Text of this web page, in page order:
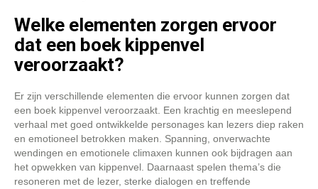
Welke elementen zorgen ervoor
dat een boek kippenvel
veroorzaakt?
Er zijn verschillende elementen die ervoor kunnen zorgen dat
een boek kippenvel veroorzaakt. Een krachtig en meeslepend
verhaal met goed ontwikkelde personages kan lezers diep raken
en emotioneel betrokken maken. Spanning, onverwachte
wendingen en emotionele climaxen kunnen ook bijdragen aan
het opwekken van kippenvel. Daarnaast spelen thema’s die
resoneren met de lezer, sterke dialogen en treffende